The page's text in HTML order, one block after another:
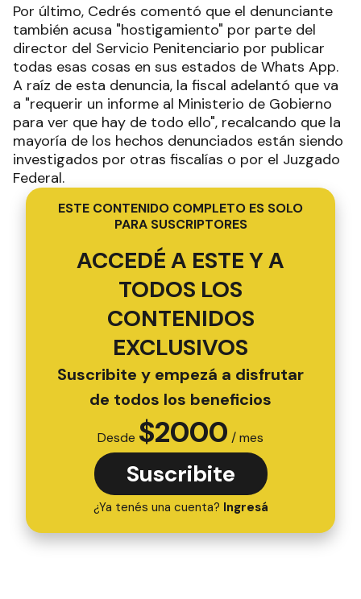
Por último, Cedrés comentó que el denunciante
también acusa "hostigamiento" por parte del
director del Servicio Penitenciario por publicar
todas esas cosas en sus estados de Whats App.
A raíz de esta denuncia, la fiscal adelantó que va
a "requerir un informe al Ministerio de Gobierno
para ver que hay de todo ello", recalcando que la
mayoría de los hechos denunciados están siendo
investigados por otras fiscalías o por el Juzgado
Federal.
ESTE CONTENIDO COMPLETO ES SOLO
PARA SUSCRIPTORES
ACCEDÉ A ESTE Y A
TODOS LOS
CONTENIDOS
EXCLUSIVOS
Suscribite y empezá a disfrutar
de todos los beneficios
Desde $2000 / mes
Suscribite
¿Ya tenés una cuenta? Ingresá